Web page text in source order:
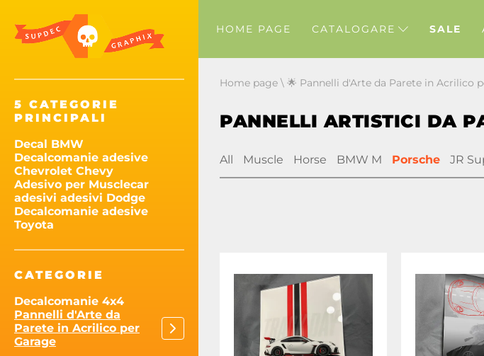
5 CATEGORIE
PRINCIPALI
Decal BMW
Decalcomanie adesive
Chevrolet Chevy
Adesivo per Musclecar
adesivi adesivi Dodge
Decalcomanie adesive
Toyota
CATEGORIE
Decalcomanie 4x4
Pannelli d'Arte da
Parete in Acrilico per
Garage
HOME PAGE CATALOGARE SALE
Home page \ 🌟 Pannelli d'Arte da Parete in Acrilico
PANNELLI ARTISTICI DA
All Muscle Horse BMW M Porsche JR